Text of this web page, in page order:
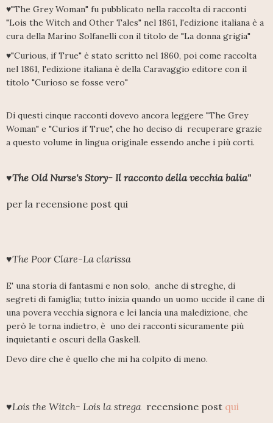
♥"The Grey Woman" fu pubblicato nella raccolta di racconti
"Lois the Witch and Other Tales" nel 1861, l'edizione italiana è a
cura della Marino Solfanelli con il titolo de "La donna grigia"
♥"Curious, if True" è stato scritto nel 1860, poi come raccolta
nel 1861, l'edizione italiana è della Caravaggio editore con il
titolo "Curioso se fosse vero"
Di questi cinque racconti dovevo ancora leggere "The Grey
Woman" e "Curios if True", che ho deciso di recuperare grazie
a questo volume in lingua originale essendo anche i più corti.
♥The Old Nurse's Story- Il racconto della vecchia balia"
per la recensione post qui
♥The Poor Clare-La clarissa
E' una storia di fantasmi e non solo, anche di streghe, di
segreti di famiglia; tutto inizia quando un uomo uccide il cane di
una povera vecchia signora e lei lancia una maledizione, che
però le torna indietro, è uno dei racconti sicuramente più
inquietanti e oscuri della Gaskell.
Devo dire che è quello che mi ha colpito di meno.
♥Lois the Witch- Lois la strega recensione post qui